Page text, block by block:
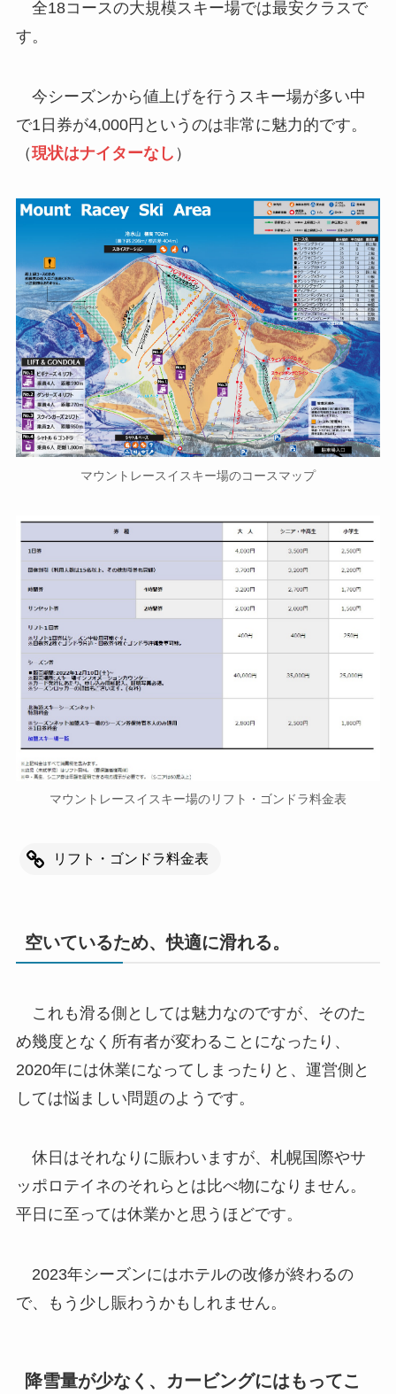
全18コースの大規模スキー場では最安クラスで
す。
今シーズンから値上げを行うスキー場が多い中
で1日券が4,000円というのは非常に魅力的です。
（現状はナイターなし ）
マウントレースイスキー場のコースマップ
マウントレースイスキー場のリフト・ゴンドラ料金表
リフト・ゴンドラ料金表
空いているため、快適に滑れる。
これも滑る側としては魅力なのですが、そのた
め幾度となく所有者が変わることになったり、
2020年には休業になってしまったりと、運営側と
しては悩ましい問題のようです。
休日はそれなりに賑わいますが、札幌国際やサ
ッポロテイネのそれらとは比べ物になりません。
平日に至っては休業かと思うほどです。
2023年シーズンにはホテルの改修が終わるの
で、もう少し賑わうかもしれません。
降雪量が少なく、カービングにはもってこ